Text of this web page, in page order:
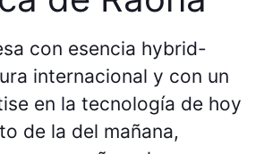
con esencia hybrid-
internacional y con un
en la tecnología de hoy
de la del mañana,